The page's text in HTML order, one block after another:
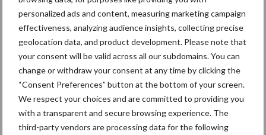
personalized ads and content, measuring marketing campaign
effectiveness, analyzing audience insights, collecting precise
geolocation data, and product development. Please note that
your consent will be valid across all our subdomains. You can
change or withdraw your consent at any time by clicking the
“Consent Preferences” button at the bottom of your screen.
We respect your choices and are committed to providing you
with a transparent and secure browsing experience. The
third-party vendors are processing data for the following
ForFarmers ziet volume en
marktaandeel groeien in
krimpende Nederlandse
markt
Themapagina's